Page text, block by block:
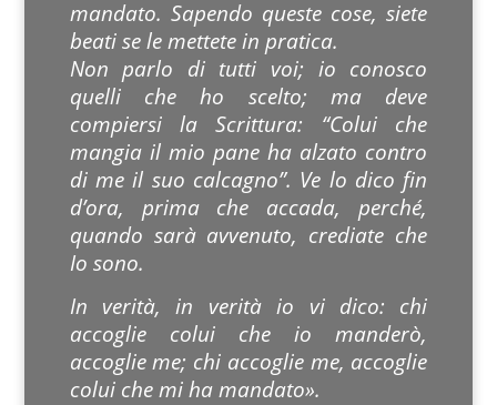
mandato. Sapendo queste cose, siete
beati se le mettete in pratica.
Non parlo di tutti voi; io conosco
quelli che ho scelto; ma deve
compiersi la Scrittura: “Colui che
mangia il mio pane ha alzato contro
di me il suo calcagno”. Ve lo dico fin
d’ora, prima che accada, perché,
quando sarà avvenuto, crediate che
Io sono.
In verità, in verità io vi dico: chi
accoglie colui che io manderò,
accoglie me; chi accoglie me, accoglie
colui che mi ha mandato».